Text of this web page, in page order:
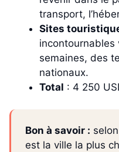
transport,
Sites
incontournables
semaines, des
nationaux.
Total : 4 250
Bon à savoir :
est la ville la plus